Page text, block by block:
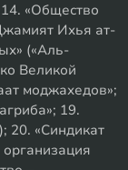
«Общество
Ихья ат-
(«Аль-
Великой
моджахедов»;
19.
20. «Синдикат